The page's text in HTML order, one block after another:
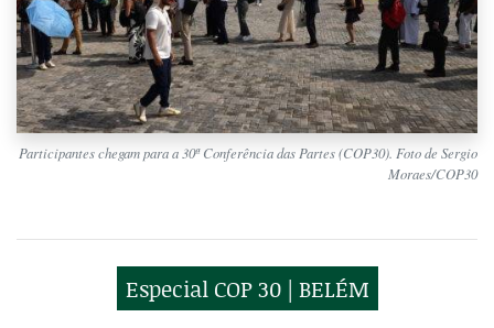
Participantes chegam para a 30ª Conferência das Partes (COP30). Foto de Sergio
Moraes/COP30
Especial COP 30 | BELÉM